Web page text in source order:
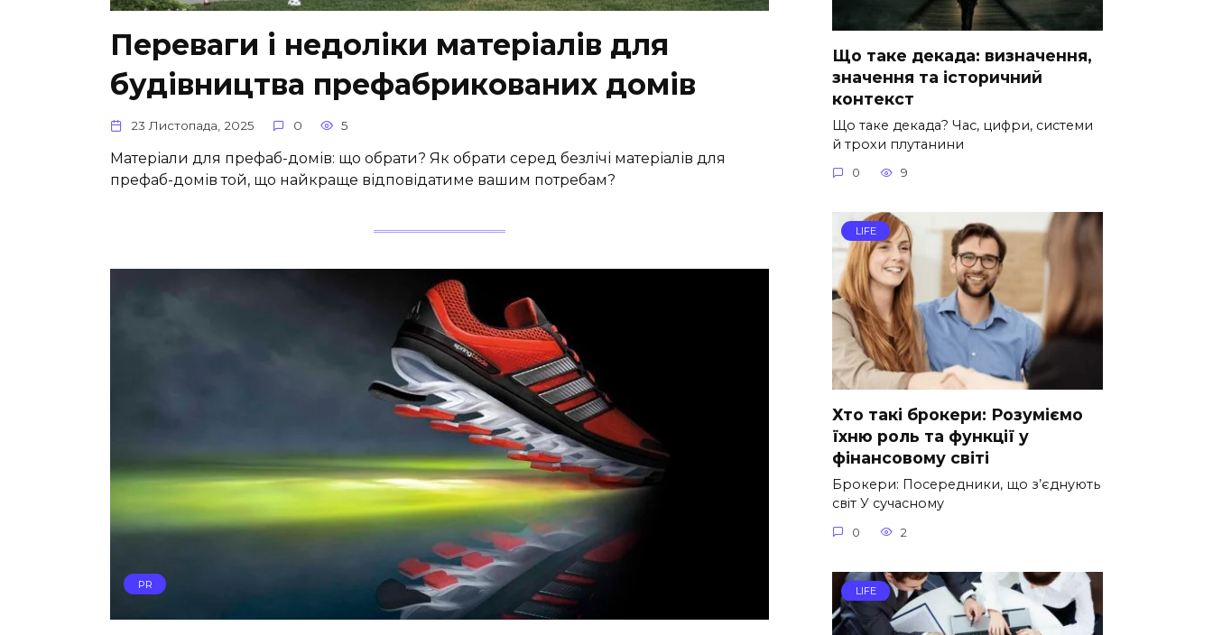
Переваги і недоліки матеріалів для
будівництва префабрикованих домів
23 Листопада, 2025 0 5
Матеріали для префаб-домів: що обрати? Як обрати серед безлічі матеріалів для
префаб-домів той, що найкраще відповідатиме вашим потребам?
PR
Що таке декада: визначення,
значення та історичний
контекст
Що таке декада? Час, цифри, системи
й трохи плутанини
0 9
LIFE
Хто такі брокери: Розуміємо
їхню роль та функції у
фінансовому світі
Брокери: Посередники, що з’єднують
світ У сучасному
0 2
LIFE